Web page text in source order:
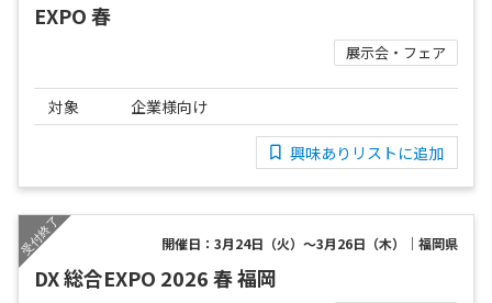
EXPO 春
展示会・フェア
対象 企業様向け
興味ありリストに追加
開催日：3月24日（火）～3月26日（木）｜福岡県
DX 総合EXPO 2026 春 福岡